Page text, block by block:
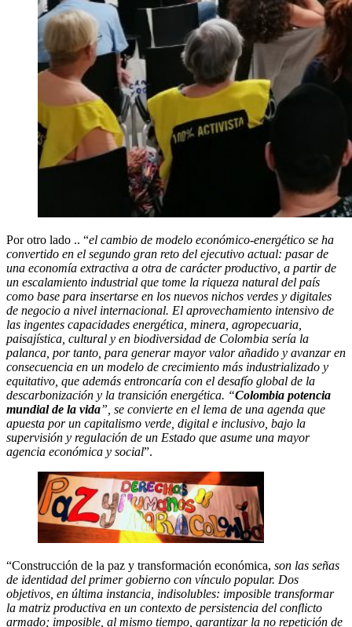
Por otro lado .. “el cambio de modelo económico-energético se ha
convertido en el segundo gran reto del ejecutivo actual: pasar de
una economía extractiva a otra de carácter productivo, a partir de
un escalamiento industrial que tome la riqueza natural del país
como base para insertarse en los nuevos nichos verdes y digitales
de negocio a nivel internacional. El aprovechamiento intensivo de
las ingentes capacidades energética, minera, agropecuaria,
paisajística, cultural y en biodiversidad de Colombia sería la
palanca, por tanto, para generar mayor valor añadido y avanzar en
consecuencia en un modelo de crecimiento más industrializado y
equitativo, que además entroncaría con el desafío global de la
descarbonización y la transición energética. “Colombia potencia
mundial de la vida”, se convierte en el lema de una agenda que
apuesta por un capitalismo verde, digital e inclusivo, bajo la
supervisión y regulación de un Estado que asume una mayor
agencia económica y social”.
“Construcción de la paz y transformación económica, son las señas
de identidad del primer gobierno con vínculo popular. Dos
objetivos, en última instancia, indisolubles: imposible transformar
la matriz productiva en un contexto de persistencia del conflicto
armado; imposible, al mismo tiempo, garantizar la no repetición de